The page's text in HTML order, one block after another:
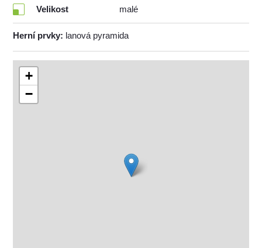
Velikost malé
Herní prvky: lanová pyramida
+
−